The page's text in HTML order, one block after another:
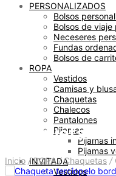
PERSONALIZADOS
Bolsos
Bolsos de
Neceseres
Fundas
Bolsos de
ROPA
Vestidos
Camisas y
Chaquetas
Chalecos
Pantalones
Pijamas
Pijamas
Pijamas
INVITADA
Vestidos
Chaqueta
Inicio / ROPA / Chaquetas /